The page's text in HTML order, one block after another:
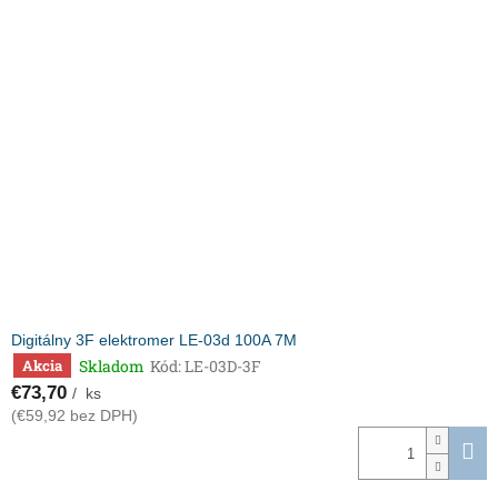
Digitálny 3F elektromer LE-03d 100A 7M
Akcia Skladom Kód:LE-03D-3F
€73,70 / ks
(€59,92 bez DPH)